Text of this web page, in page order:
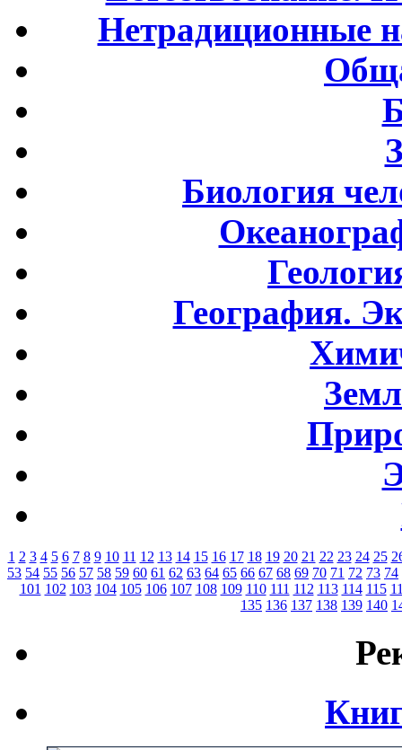
Нетрадиционные
Биология
География.
1 2 3 4 5 6 7 8 9 10 11 12 13 14 15 16 17 18 19 20 21 22 23 24 25
53 54 55 56 57 58 59 60 61 62 63 64 65 66 67 68 69 70 71 72 73 74
101 102 103 104 105 106 107 108 109 110 111 112 113 114 115
135 136 137 138 139 140